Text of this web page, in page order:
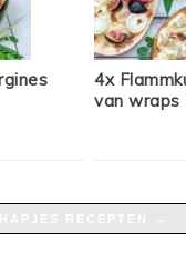
4x
van wraps